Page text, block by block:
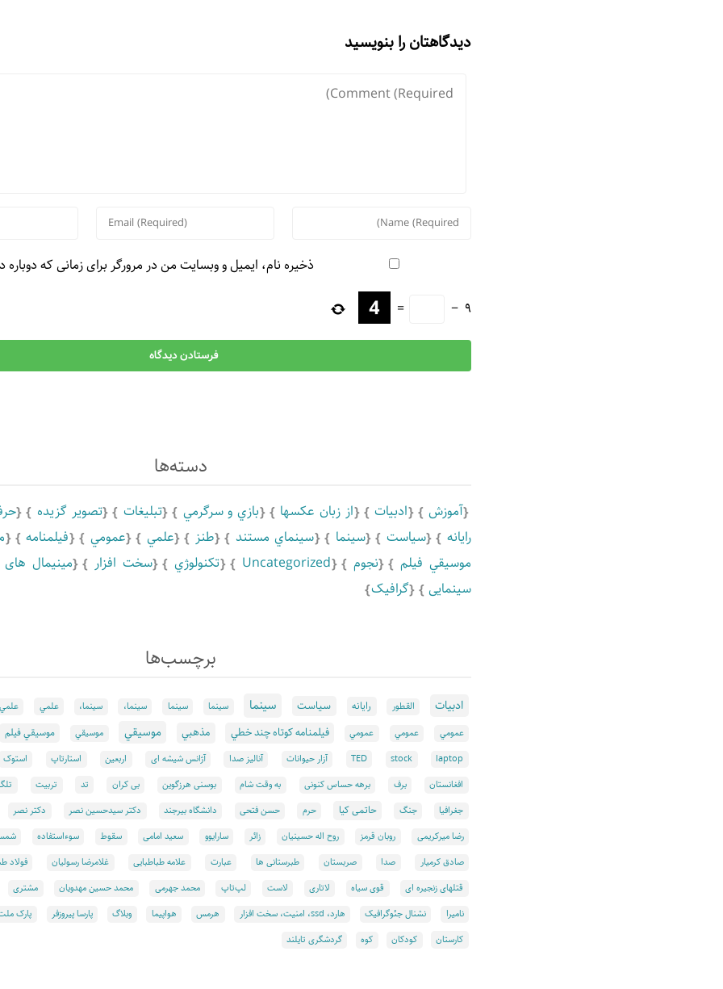
دیدگاهتان را بنویسید
ذخیره نام، ایمیل و وبسایت من در مرورگر برای زمانی که
9
−
=
دسته‌ها
آموزش ادبيات از زبان عکسها بازي و سرگرمي تبلیغات تصویر گزیده
رايانه
سياست سينما سينماي مستند طنز علمي عمومي فیلمنامه
موسيقي فيلم
نجوم Uncategorized تكنولوژي سخت افزار مینیمال های
سینمایی
گرافیک
برچسب‌ها
ادبيات القطور رايانه سياست سينما سينما سينما سینما، سینما، علمي علمي
عمومي
عمومي عمومي فيلمنامه كوتاه چند خطي مذهبي موسيقي موسيقي موسيقي فيلم
laptop
stock
TED آزار حیوانات آنالیز صدا آژانس شیشه ای اربعین استارتاپ استوک
افغانستان
برف برهه حساس کنونی به وقت شام بوسنی هرزگوین بی کران تد تربیت
جغرافیا
جنگ حاتمی کیا حرم حسن فتحی دانشگاه بیرجند دکتر سیدحسین نصر دکتر نصر
رضا میرکریمی
روبان قرمز روح اله حسینیان زائر سارایوو سعید امامی سقوط سوءاستفاده
صادق کرمیار
صدا صربستان طبرستانی ها عبارت علامه طباطبایی غلامرضا رسولیان فولاد
قتلهای زنجیره ای
قوی سیاه لاتاری لاست لپ‌تاپ محمد جهرمی محمد حسین مهدویان مشتری
نامیرا
نشنال جئوگرافیک هارد، ssd، امنيت، سخت افزار هرمس هواپيما وبلاگ پارسا پیروزفر پارک
کارستان کودکان کوه گردشگری تایلند